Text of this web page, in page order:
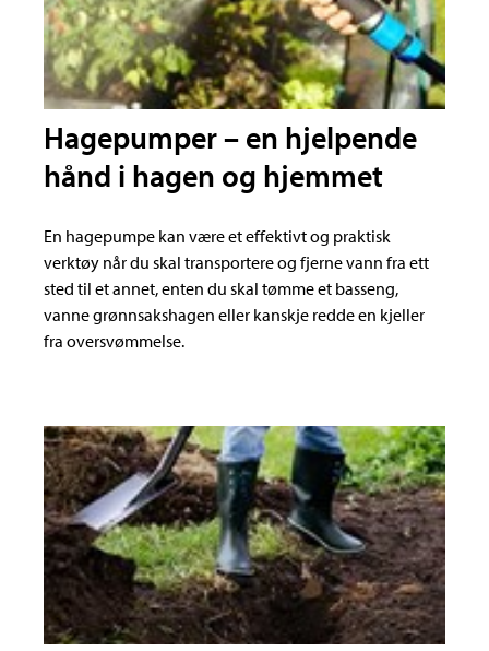
Hagepumper – en hjelpende
hånd i hagen og hjemmet
En hagepumpe kan være et effektivt og praktisk
verktøy når du skal transportere og fjerne vann fra ett
sted til et annet, enten du skal tømme et basseng,
vanne grønnsakshagen eller kanskje redde en kjeller
fra oversvømmelse.